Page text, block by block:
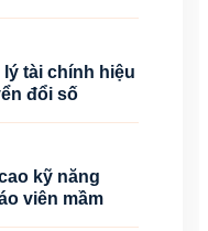
tài chính hiệu
đổi số
kỹ năng
viên mầm